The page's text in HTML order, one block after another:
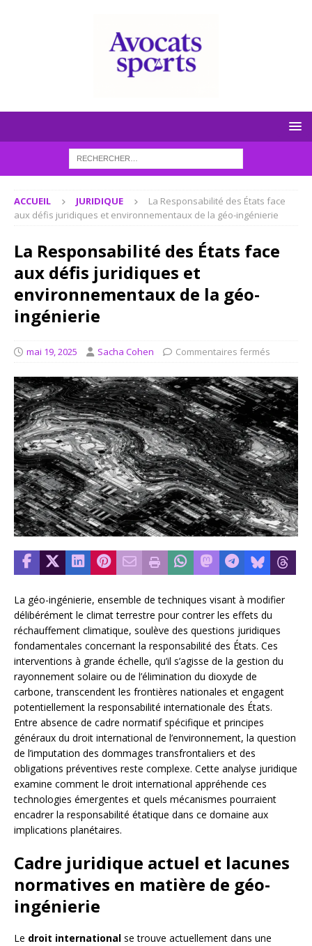
ACCUEIL JURIDIQUE
La Responsabilité des États face
aux défis juridiques et environnementaux de la géo-ingénierie
La Responsabilité des États face
aux défis juridiques et
environnementaux de la géo-
ingénierie
mai 19, 2025 Sacha Cohen Commentaires fermés
La géo-ingénierie, ensemble de techniques visant à modifier
délibérément le climat terrestre pour contrer les effets du
réchauffement climatique, soulève des questions juridiques
fondamentales concernant la responsabilité des États. Ces
interventions à grande échelle, qu’il s’agisse de la gestion du
rayonnement solaire ou de l’élimination du dioxyde de
carbone, transcendent les frontières nationales et engagent
potentiellement la responsabilité internationale des États.
Entre absence de cadre normatif spécifique et principes
généraux du droit international de l’environnement, la question
de l’imputation des dommages transfrontaliers et des
obligations préventives reste complexe. Cette analyse juridique
examine comment le droit international appréhende ces
technologies émergentes et quels mécanismes pourraient
encadrer la responsabilité étatique dans ce domaine aux
implications planétaires.
Cadre juridique actuel et lacunes
normatives en matière de géo-
ingénierie
Le droit international se trouve actuellement dans une